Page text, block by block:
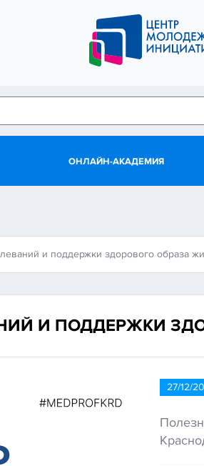
ОНЛАЙН-АКАДЕМИЯ
и поддержки здорового образа
И ПОДДЕРЖКИ
27/12/